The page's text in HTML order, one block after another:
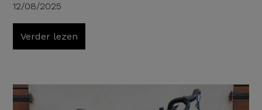
12/08/2025
Verder lezen